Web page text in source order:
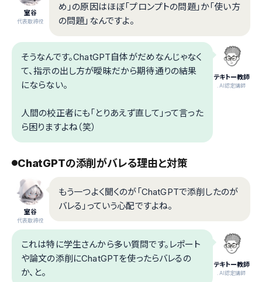
室谷
代表取締役
め」の原因はほぼ「プロンプトの問題」か「使い方
の問題」なんですよ。
テキトー教師
.AI認定講師
そうなんです。ChatGPT自体がだめなんじゃなく
て、指示の出し方が曖昧だから期待通りの結果
にならない。
人間の校正者にも「とりあえず直して」って言った
ら困りますよね（笑）
ChatGPTの添削がバレる理由と対策
室谷
代表取締役
もう一つよく聞くのが「ChatGPTで添削したのが
バレる」っていう心配ですよね。
テキトー教師
.AI認定講師
これは特に学生さんから多い質問です。レポート
や論文の添削にChatGPTを使ったらバレるの
か、と。